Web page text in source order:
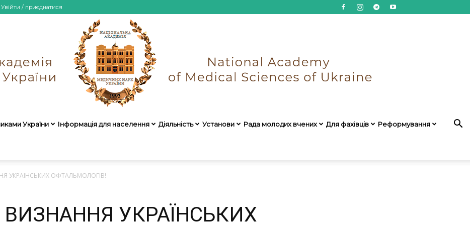
Увійти / приєднатися
України
України Інформація для населення Діяльність Установи Рада молодих вчених Для фахівців Реформування
УКРАЇНСЬКИХ ОФТАЛЬМОЛОГІВ!
УКРАЇНСЬКИХ